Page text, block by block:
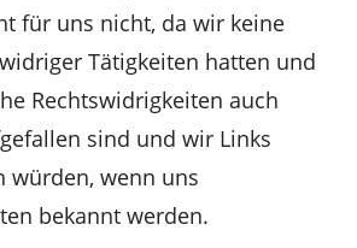
für uns nicht, da wir keine
Tätigkeiten hatten und
Rechtswidrigkeiten auch
sind und wir Links
würden, wenn uns
bekannt werden.